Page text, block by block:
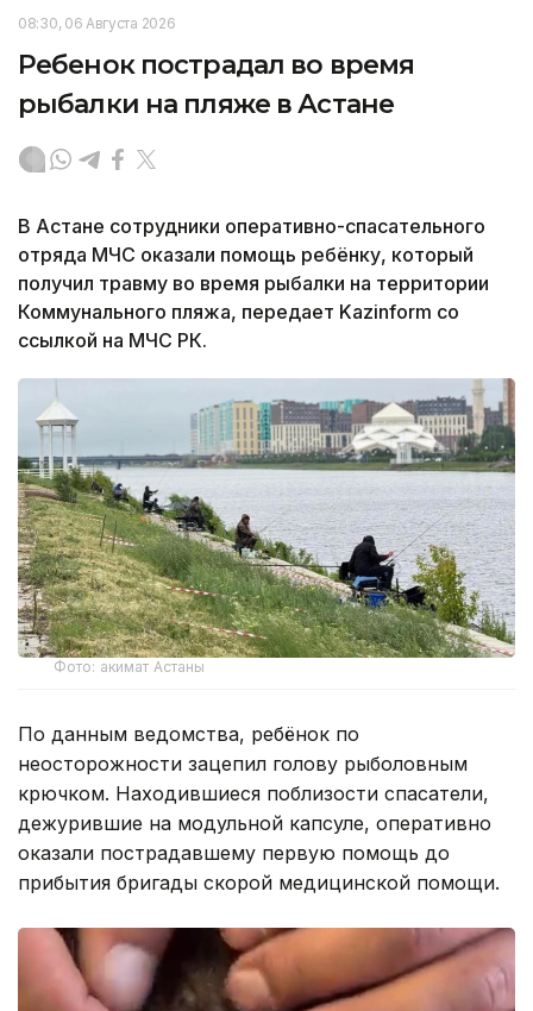
08:30, 06 Августа 2026
Ребенок пострадал во время
рыбалки на пляже в Астане
В Астане сотрудники оперативно-спасательного
отряда МЧС оказали помощь ребёнку, который
получил травму во время рыбалки на территории
Коммунального пляжа, передает Kazinform со
ссылкой на МЧС РК.
Фото: акимат Астаны
По данным ведомства, ребёнок по
неосторожности зацепил голову рыболовным
крючком. Находившиеся поблизости спасатели,
дежурившие на модульной капсуле, оперативно
оказали пострадавшему первую помощь до
прибытия бригады скорой медицинской помощи.